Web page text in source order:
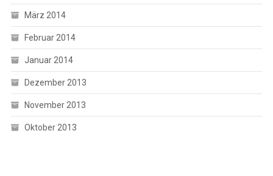
März 2014
Februar 2014
Januar 2014
Dezember 2013
November 2013
Oktober 2013